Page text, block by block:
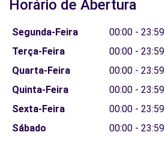
Horário de Abertura
Segunda-Feira
00:00 - 23:59
Terça-Feira
00:00 - 23:59
Quarta-Feira
00:00 - 23:59
Quinta-Feira
00:00 - 23:59
Sexta-Feira
00:00 - 23:59
Sábado
00:00 - 23:59